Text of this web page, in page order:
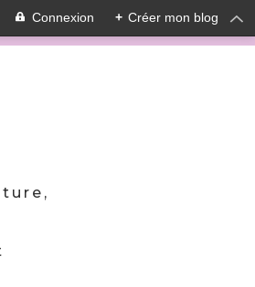
Connexion + Créer mon blog